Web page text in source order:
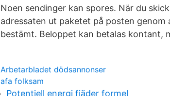
Noen sendinger kan spores. När du
adressaten ut paketet på posten
bestämt. Beloppet kan betalas kontant,
Arbetarbladet dödsannonser
afa folksam
Potentiell energi fjäder formel